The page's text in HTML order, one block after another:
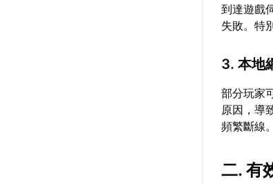
到達遊戲
失敗。特
3. 本地
部分玩家
原因，導
頻繁斷線。
二. 有